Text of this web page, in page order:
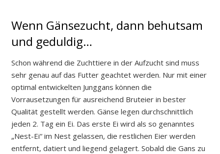
Wenn Gänsezucht, dann behutsam
und geduldig…
Schon während die Zuchttiere in der Aufzucht sind muss
sehr genau auf das Futter geachtet werden. Nur mit einer
optimal entwickelten Junggans können die
Vorrausetzungen für ausreichend Bruteier in bester
Qualität gestellt werden. Gänse legen durchschnittlich
jeden 2. Tag ein Ei. Das erste Ei wird als so genanntes
„Nest-Ei“ im Nest gelassen, die restlichen Eier werden
entfernt, datiert und liegend gelagert. Sobald die Gans zu